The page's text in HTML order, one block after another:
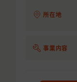
所在地
事業内容